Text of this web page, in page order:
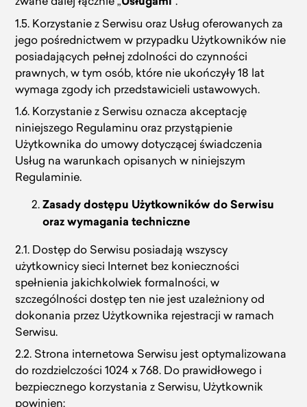
1.5. Korzystanie z Serwisu oraz Usług oferowanych za
jego pośrednictwem w przypadku Użytkowników nie
posiadających pełnej zdolności do czynności
prawnych, w tym osób, które nie ukończyły 18 lat
wymaga zgody ich przedstawicieli ustawowych.
1.6. Korzystanie z Serwisu oznacza akceptację
niniejszego Regulaminu oraz przystąpienie
Użytkownika do umowy dotyczącej świadczenia
Usług na warunkach opisanych w niniejszym
Regulaminie.
Zasady dostępu Użytkowników do Serwisu
oraz wymagania techniczne
2.1. Dostęp do Serwisu posiadają wszyscy
użytkownicy sieci Internet bez konieczności
spełnienia jakichkolwiek formalności, w
szczególności dostęp ten nie jest uzależniony od
dokonania przez Użytkownika rejestracji w ramach
Serwisu.
2.2. Strona internetowa Serwisu jest optymalizowana
do rozdzielczości 1024 x 768. Do prawidłowego i
bezpiecznego korzystania z Serwisu, Użytkownik
powinien: